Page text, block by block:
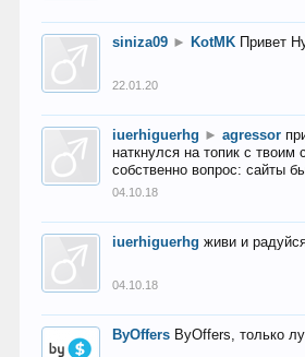
siniza09 ► KotMK Привет
22.01.20
iuerhiguerhg ► agressor
наткнулся на топик с
собственно вопрос:
04.10.18
iuerhiguerhg живи и
04.10.18
ByOffers ByOffers, только